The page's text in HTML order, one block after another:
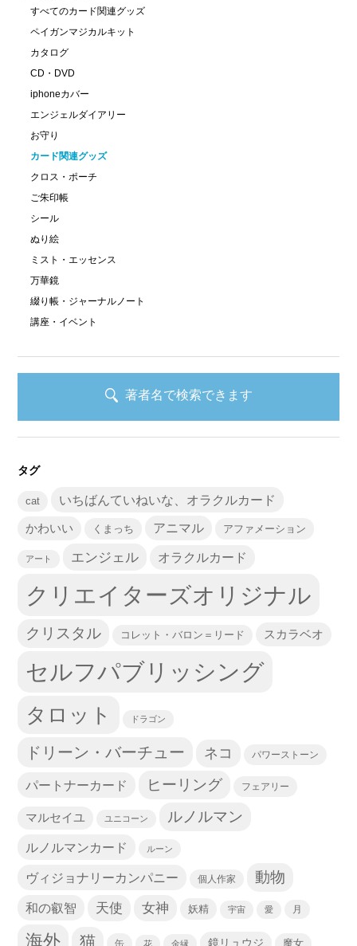
すべてのカード関連グッズ
ペイガンマジカルキット
カタログ
CD・DVD
iphoneカバー
エンジェルダイアリー
お守り
カード関連グッズ
クロス・ポーチ
ご朱印帳
シール
ぬり絵
ミスト・エッセンス
万華鏡
綴り帳・ジャーナルノート
講座・イベント
著者名で検索できます
タグ
cat いちばんていねいな、オラクルカード
かわいい くまっち アニマル アファメーション
アート エンジェル オラクルカード
クリエイターズオリジナル
クリスタル コレット・バロン＝リード スカラベオ
セルフパブリッシング
タロット ドラゴン
ドリーン・バーチュー ネコ パワーストーン
パートナーカード ヒーリング フェアリー
マルセイユ ユニコーン ルノルマン
ルノルマンカード ルーン
ヴィジョナリーカンパニー 個人作家 動物
和の叡智 天使 女神 妖精 宇宙 愛 月
海外 猫 缶 花 金縁 鏡リュウジ 魔女